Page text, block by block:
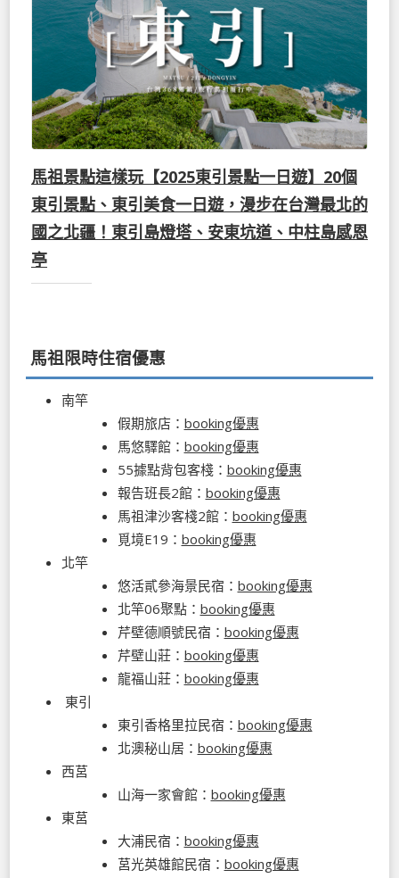
馬祖景點這樣玩【2025東引景點一日遊】20個
東引景點、東引美食一日遊，漫步在台灣最北的
國之北疆！東引島燈塔、安東坑道、中柱島感恩
亭
馬祖限時住宿優惠
南竿
假期旅店： booking優惠
馬悠驛館： booking優惠
55據點背包客棧： booking優惠
報告班長2館： booking優惠
馬祖津沙客棧2館： booking優惠
覓境E19： booking優惠
北竿
悠活貳參海景民宿： booking優惠
北竿06聚點： booking優惠
芹壁德順號民宿： booking優惠
芹壁山莊： booking優惠
龍福山莊： booking優惠
東引
東引香格里拉民宿： booking優惠
北澳秘山居： booking優惠
西莒
山海一家會館： booking優惠
東莒
大浦民宿： booking優惠
莒光英雄館民宿： booking優惠